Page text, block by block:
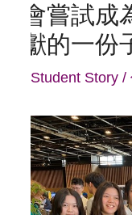
會嘗試成
獻的一份
Student Story/